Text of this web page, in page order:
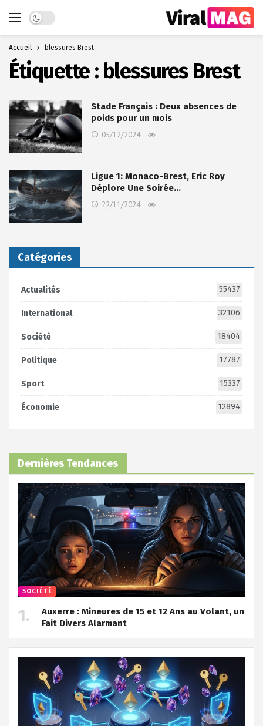
Dark mode
Accueil blessures Brest
Étiquette : blessures Brest
Stade Français : Deux absences de
poids pour un mois
05/12/2024
Ligue 1: Monaco-Brest, Eric Roy
Déplore Une Soirée…
22/11/2024
Catégories
Actualités 55437
International 32106
Société 18404
Politique 17787
Sport 15337
Économie 12894
Dernières Tendances
SOCIÉTÉ
Auxerre : Mineures de 15 et 12 Ans au Volant, un
Fait Divers Alarmant